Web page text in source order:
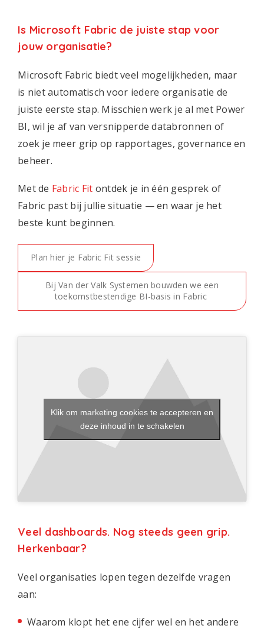
Is Microsoft Fabric de juiste stap voor
jouw organisatie?
Microsoft Fabric biedt veel mogelijkheden, maar
is niet automatisch voor iedere organisatie de
juiste eerste stap. Misschien werk je al met Power
BI, wil je af van versnipperde databronnen of
zoek je meer grip op rapportages, governance en
beheer.
Met de Fabric Fit ontdek je in één gesprek of
Fabric past bij jullie situatie — en waar je het
beste kunt beginnen.
Plan hier je Fabric Fit sessie
Bij Van der Valk Systemen bouwden we een
toekomstbestendige BI-basis in Fabric
Klik om marketing cookies te accepteren en
deze inhoud in te schakelen
Veel dashboards. Nog steeds geen grip.
Herkenbaar?
Veel organisaties lopen tegen dezelfde vragen
aan:
Waarom klopt het ene cijfer wel en het andere